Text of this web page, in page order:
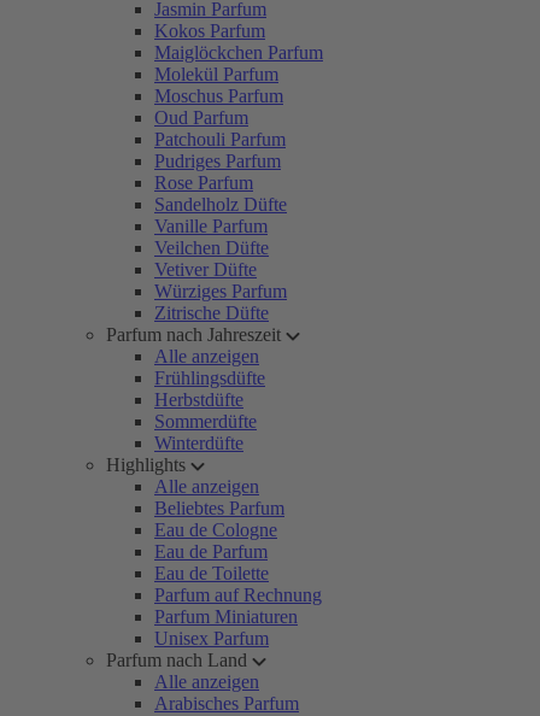
Jasmin Parfum
Kokos Parfum
Maiglöckchen Parfum
Molekül Parfum
Moschus Parfum
Oud Parfum
Patchouli Parfum
Pudriges Parfum
Rose Parfum
Sandelholz Düfte
Vanille Parfum
Veilchen Düfte
Vetiver Düfte
Würziges Parfum
Zitrische Düfte
Parfum nach Jahreszeit
Alle anzeigen
Frühlingsdüfte
Herbstdüfte
Sommerdüfte
Winterdüfte
Highlights
Alle anzeigen
Beliebtes Parfum
Eau de Cologne
Eau de Parfum
Eau de Toilette
Parfum auf Rechnung
Parfum Miniaturen
Unisex Parfum
Parfum nach Land
Alle anzeigen
Arabisches Parfum